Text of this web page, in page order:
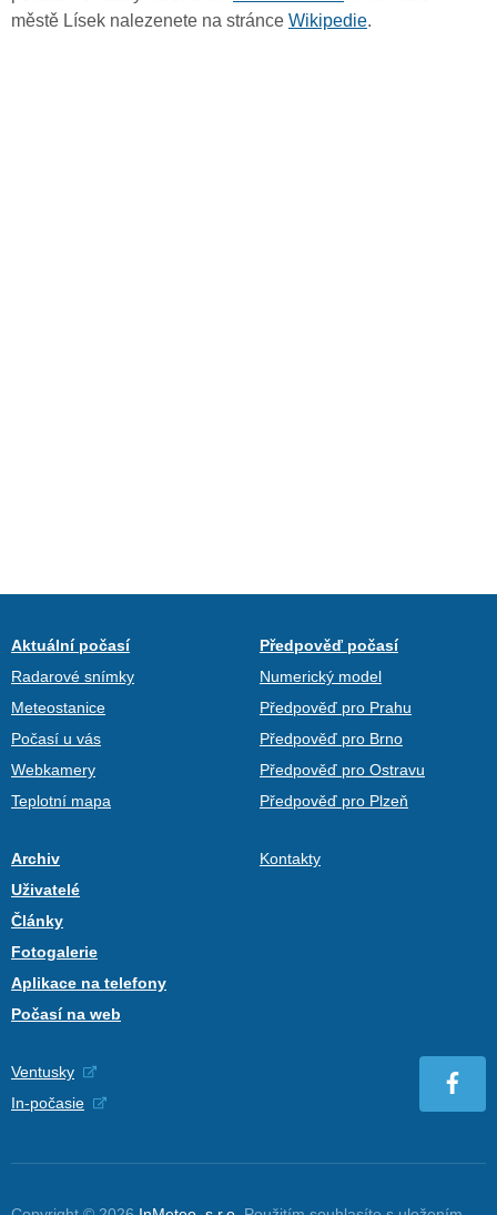
městě Lísek nalezenete na stránce Wikipedie.
Aktuální počasí
Radarové snímky
Meteostanice
Počasí u vás
Webkamery
Teplotní mapa
Předpověď počasí
Numerický model
Předpověď pro Prahu
Předpověď pro Brno
Předpověď pro Ostravu
Předpověď pro Plzeň
Archiv
Uživatelé
Články
Fotogalerie
Aplikace na telefony
Počasí na web
Kontakty
Ventusky
In-počasie